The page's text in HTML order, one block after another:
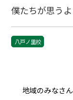
僕たちが思う
八戸ノ里校
地域のみなさ